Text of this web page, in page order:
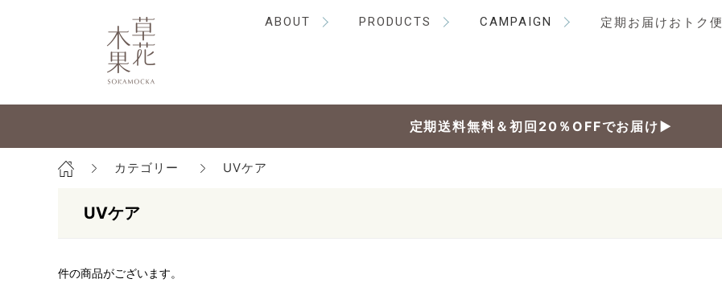
ABOUT PRODUCTS CAMPAIGN 定期お届けおトク便
定期送料無料＆初回20％OFFでお届け▶
カテゴリー UVケア
UVケア
件の商品がございます。